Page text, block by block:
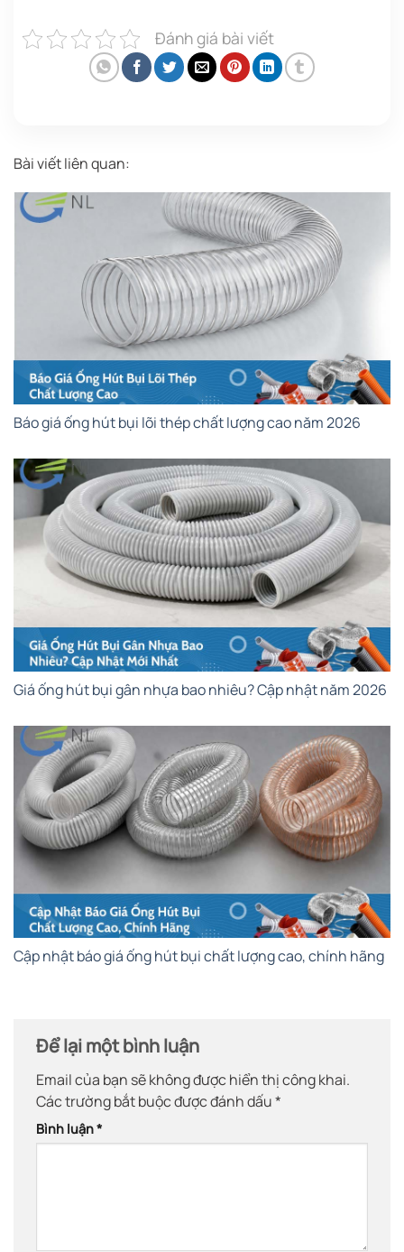
Đánh giá bài viết
Bài viết liên quan:
Báo giá ống hút bụi lõi thép chất lượng cao năm 2026
Giá ống hút bụi gân nhựa bao nhiêu? Cập nhật năm 2026
Cập nhật báo giá ống hút bụi chất lượng cao, chính hãng
Để lại một bình luận
Email của bạn sẽ không được hiển thị công khai.
Các trường bắt buộc được đánh dấu*
Bình luận*